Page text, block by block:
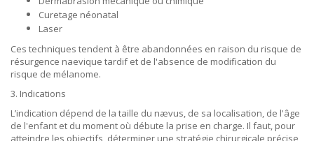
Curetage néonatal
Laser
Ces techniques tendent à être abandonnées en raison du risque de
résurgence naevique tardif et de l'absence de modification du
risque de mélanome.
3. Indications
L’indication dépend de la taille du nævus, de sa localisation, de l'âge
de l'enfant et du moment où débute la prise en charge. Il faut, pour
atteindre les objectifs, déterminer une stratégie chirurgicale précise